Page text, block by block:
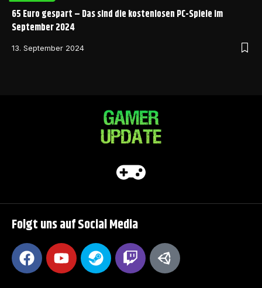
65 Euro gespart – Das sind die kostenlosen PC-Spiele im
September 2024
13. September 2024
Folgt uns auf Social Media